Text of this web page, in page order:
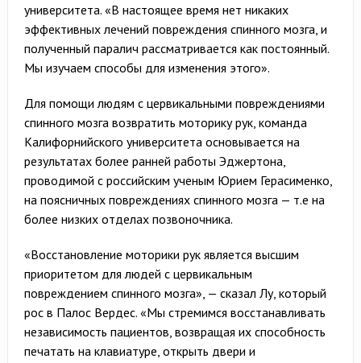
университета. «В настоящее время нет никаких
эффективных лечений повреждения спинного мозга, и
полученный паралич рассматривается как постоянный.
Мы изучаем способы для изменения этого».
Для помощи людям с цервикальными повреждениями
спинного мозга возвратить моторику рук, команда
Калифорнийского университета основывается на
результатах более ранней работы Эджертона,
проводимой с российским ученым Юрием Герасименко,
на поясничных повреждениях спинного мозга — т.е на
более низких отделах позвоночника.
«Восстановление моторики рук является высшим
приоритетом для людей с цервикальным
повреждением спинного мозга», — сказал Лу, который
рос в Палос Вердес. «Мы стремимся восстанавливать
независимость пациентов, возвращая их способность
печатать на клавиатуре, открыть двери и